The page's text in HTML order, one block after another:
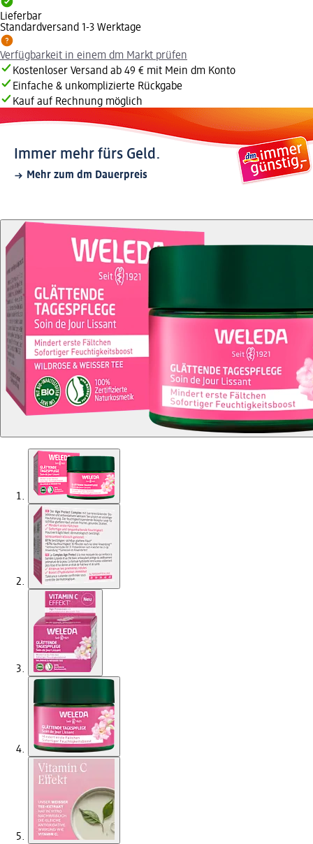
Lieferbar
Standardversand 1-3 Werktage
Verfügbarkeit in einem dm Markt prüfen
Kostenloser Versand ab 49 € mit Mein dm Konto
Einfache & unkomplizierte Rückgabe
Kauf auf Rechnung möglich
Immer mehr fürs Geld.
Mehr zum dm Dauerpreis